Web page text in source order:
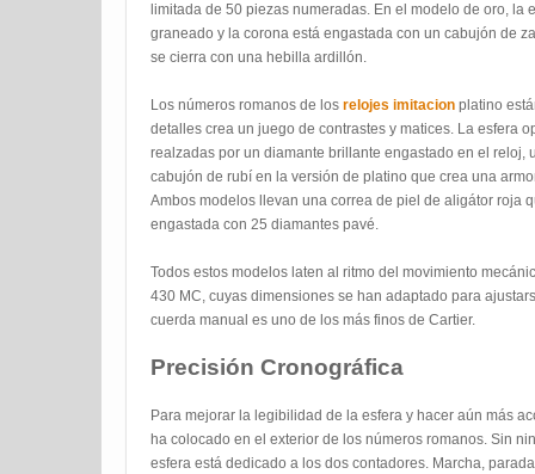
limitada de 50 piezas numeradas. En el modelo de oro, la
graneado y la corona está engastada con un cabujón de
se cierra con una hebilla ardillón.
Los números romanos de los relojes imitacion platino
detalles crea un juego de contrastes y matices. La esfera
realzadas por un diamante brillante engastado en el reloj,
cabujón de rubí en la versión de platino que crea una
Ambos modelos llevan una correa de piel de aligátor roja
engastada con 25 diamantes pavé.
Todos estos modelos laten al ritmo del movimiento
430 MC, cuyas dimensiones se han adaptado para
cuerda manual es uno de los más finos de Cartier.
Precisión Cronográfica
Para mejorar la legibilidad de la esfera y hacer aún más
ha colocado en el exterior de los números romanos. Sin
esfera está dedicado a los dos contadores. Marcha,